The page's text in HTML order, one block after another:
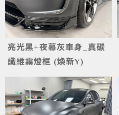
亮光黑+夜幕灰車身_真碳
纖維霧燈框 (煥新Y)